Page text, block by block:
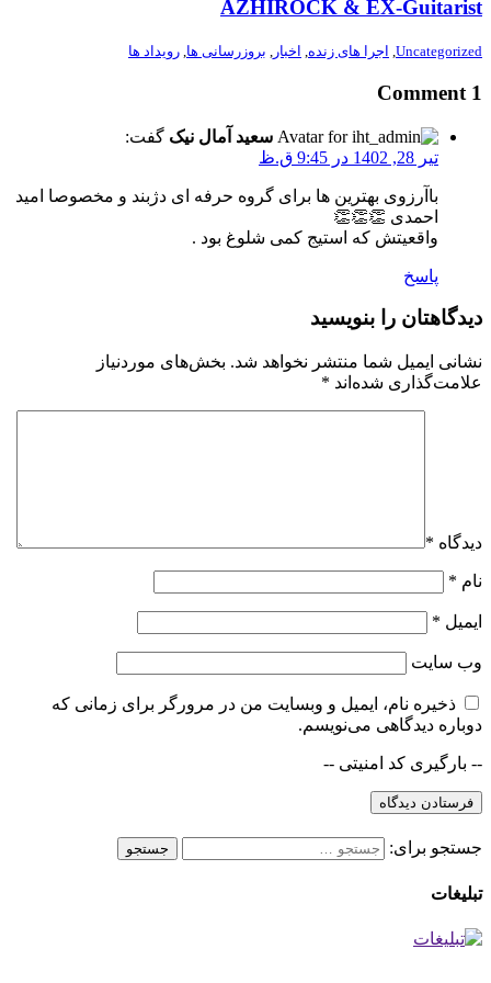
AZHIROCK & EX-Guitarist
Uncategorized
, اجرا های زنده, اخبار , بروزرسانی ها, رویداد ها
1 Comment
سعید آمال نیک گفت:
تیر 28, 1402 در 9:45 ق.ظ
باآرزوی بهترین ها برای گروه حرفه ای دژبند و مخصوصا امید
احمدی 👏👏👏
واقعیتش که استیج کمی شلوغ بود .
پاسخ
دیدگاهتان را بنویسید
نشانی ایمیل شما منتشر نخواهد شد. بخش‌های موردنیاز
علامت‌گذاری شده‌اند *
دیدگاه *
نام *
ایمیل *
وب‌ سایت
ذخیره نام، ایمیل و وبسایت من در مرورگر برای زمانی که
دوباره دیدگاهی می‌نویسم.
-- بارگیری کد امنیتی --
جستجو برای:
تبلیغات